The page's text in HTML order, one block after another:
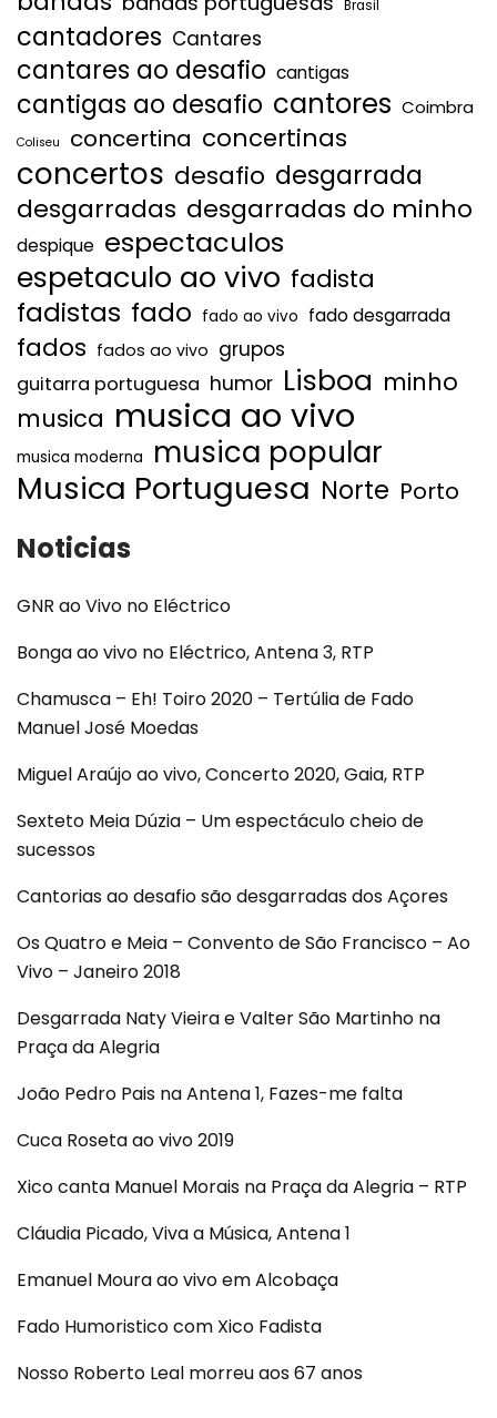
Brasil
cantadores Cantares
cantares ao desafio cantigas
cantigas ao desafio cantores Coimbra
Coliseu concertina concertinas
concertos desafio desgarrada
desgarradas desgarradas do minho
despique espectaculos
espetaculo ao vivo fadista
fadistas fado fado ao vivo fado desgarrada
fados fados ao vivo grupos
guitarra portuguesa humor Lisboa minho
musica musica ao vivo
musica moderna musica popular
Musica Portuguesa Norte Porto
Noticias
GNR ao Vivo no Eléctrico
Bonga ao vivo no Eléctrico, Antena 3, RTP
Chamusca – Eh! Toiro 2020 – Tertúlia de Fado
Manuel José Moedas
Miguel Araújo ao vivo, Concerto 2020, Gaia, RTP
Sexteto Meia Dúzia – Um espectáculo cheio de
sucessos
Cantorias ao desafio são desgarradas dos Açores
Os Quatro e Meia – Convento de São Francisco – Ao
Vivo – Janeiro 2018
Desgarrada Naty Vieira e Valter São Martinho na
Praça da Alegria
João Pedro Pais na Antena 1, Fazes-me falta
Cuca Roseta ao vivo 2019
Xico canta Manuel Morais na Praça da Alegria – RTP
Cláudia Picado, Viva a Música, Antena 1
Emanuel Moura ao vivo em Alcobaça
Fado Humoristico com Xico Fadista
Nosso Roberto Leal morreu aos 67 anos